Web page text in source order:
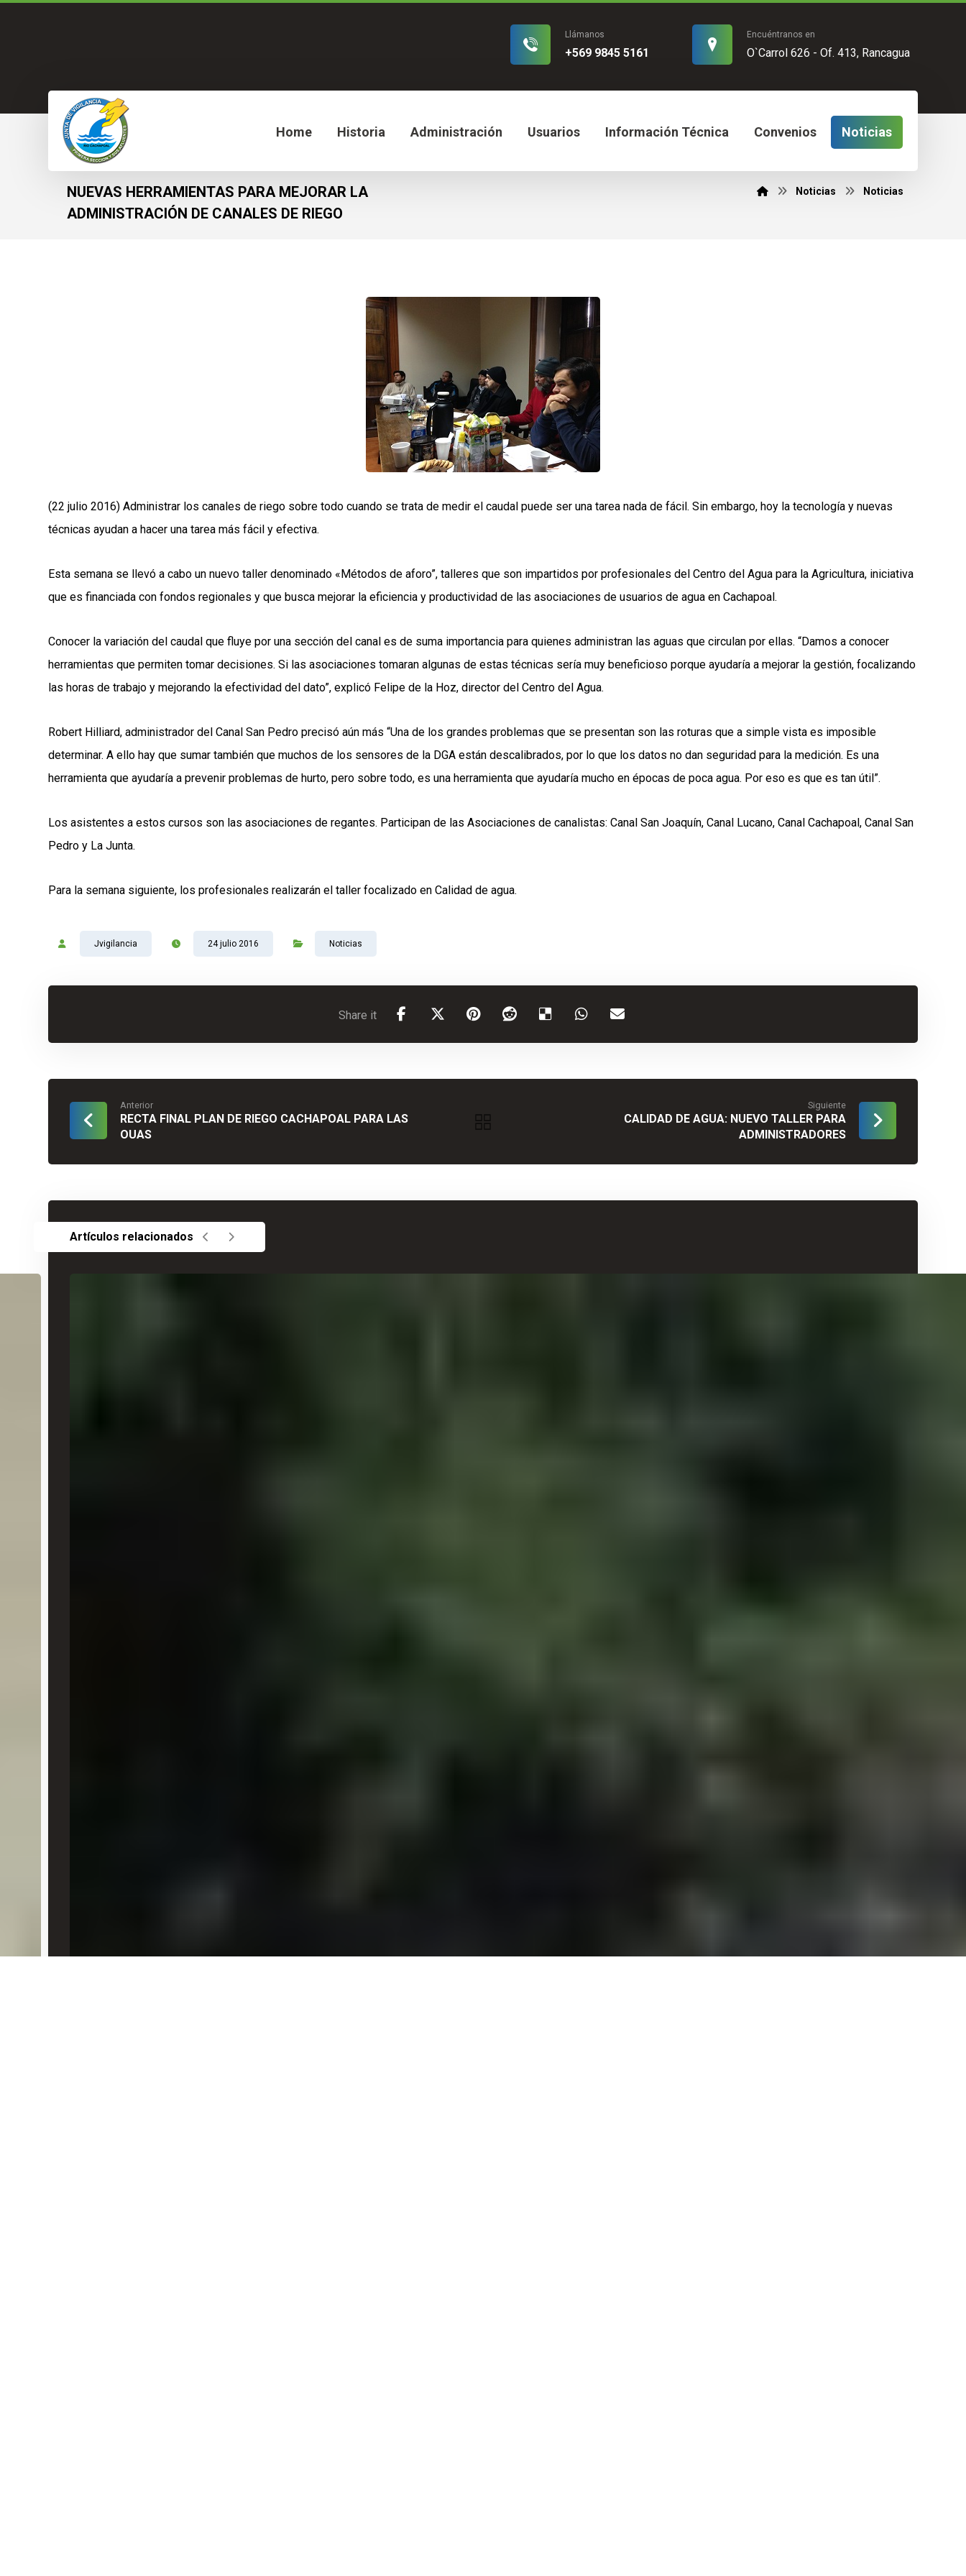
Encuéntranos en
O`Carrol 626 - Of. 413, Rancagua
Llámanos
+569 9845 5161
Home Historia Administración Usuarios Información Técnica Convenios Noticias
NUEVAS HERRAMIENTAS PARA MEJORAR LA
ADMINISTRACIÓN DE CANALES DE RIEGO
Noticias Noticias
(22 julio 2016) Administrar los canales de riego sobre todo cuando se trata de medir el caudal puede ser una tarea nada de fácil. Sin embargo, hoy la tecnología y nuevas
técnicas ayudan a hacer una tarea más fácil y efectiva.
Esta semana se llevó a cabo un nuevo taller denominado «Métodos de aforo”, talleres que son impartidos por profesionales del Centro del Agua para la Agricultura, iniciativa
que es financiada con fondos regionales y que busca mejorar la eficiencia y productividad de las asociaciones de usuarios de agua en Cachapoal.
Conocer la variación del caudal que fluye por una sección del canal es de suma importancia para quienes administran las aguas que circulan por ellas. “Damos a conocer
herramientas que permiten tomar decisiones. Si las asociaciones tomaran algunas de estas técnicas sería muy beneficioso porque ayudaría a mejorar la gestión, focalizando
las horas de trabajo y mejorando la efectividad del dato”, explicó Felipe de la Hoz, director del Centro del Agua.
Robert Hilliard, administrador del Canal San Pedro precisó aún más “Una de los grandes problemas que se presentan son las roturas que a simple vista es imposible
determinar. A ello hay que sumar también que muchos de los sensores de la DGA están descalibrados, por lo que los datos no dan seguridad para la medición. Es una
herramienta que ayudaría a prevenir problemas de hurto, pero sobre todo, es una herramienta que ayudaría mucho en épocas de poca agua. Por eso es que es tan útil”.
Los asistentes a estos cursos son las asociaciones de regantes. Participan de las Asociaciones de canalistas: Canal San Joaquín, Canal Lucano, Canal Cachapoal, Canal San
Pedro y La Junta.
Para la semana siguiente, los profesionales realizarán el taller focalizado en Calidad de agua.
Jvigilancia 24 julio 2016 Noticias
Anterior
RECTA FINAL PLAN DE RIEGO CACHAPOAL PARA LAS
OUAS
Siguiente
CALIDAD DE AGUA: NUEVO TALLER PARA
ADMINISTRADORES
Artículos relacionados